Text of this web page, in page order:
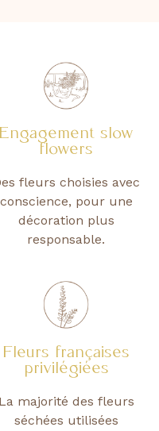
Engagement slow
flowers
fleurs choisies avec
conscience, pour une
décoration plus
responsable.
Fleurs françaises
privilégiées
La majorité des fleurs
séchées utilisées